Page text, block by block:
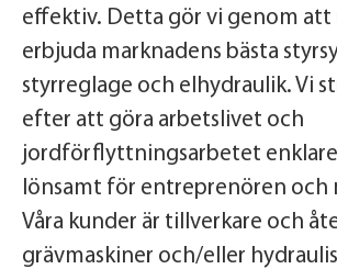
effektiv. Detta gör vi genom att
erbjuda marknadens bästa
styrreglage och elhydraulik. Vi
efter att göra arbetslivet och
jordförflyttningsarbetet
lönsamt för entreprenören och
Våra kunder är tillverkare och
grävmaskiner och/eller